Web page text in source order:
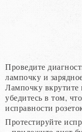
Проведите
лампочку и
Лампочку вкрутите
убедитесь в том,
исправности
Протестируйте